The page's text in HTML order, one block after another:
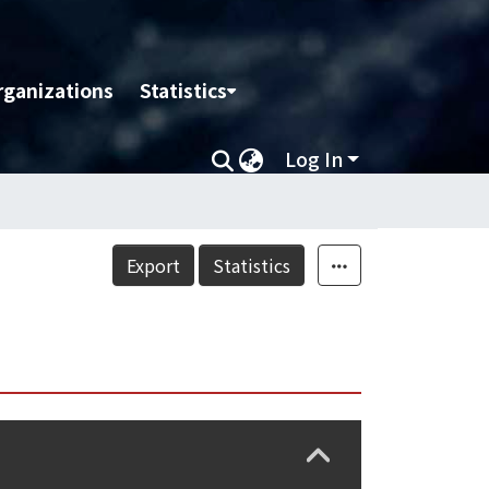
Statistics
Log In
Export Statistics